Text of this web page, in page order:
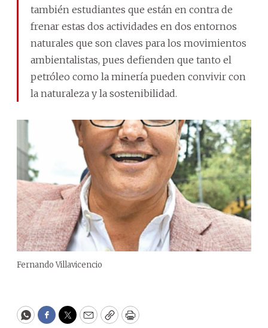
también estudiantes que están en contra de
frenar estas dos actividades en dos entornos
naturales que son claves para los movimientos
ambientalistas, pues defienden que tanto el
petróleo como la minería pueden convivir con
la naturaleza y la sostenibilidad.
Fernando Villavicencio
WhatsApp
Facebook
Twitter
EmailCopyPrint